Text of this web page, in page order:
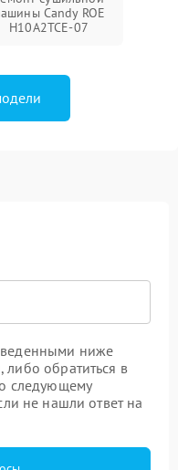
Candy ROE
H10A2TCE-07
ниже
обратиться в
следующему
не нашли ответ на